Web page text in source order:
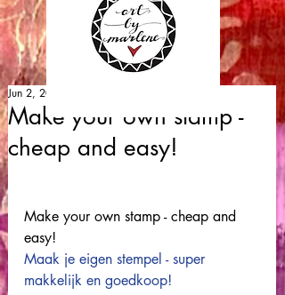
Make your own stamp -
cheap and easy!
Jun 2, 2015
Make your own stamp - cheap and
easy!
Maak je eigen stempel - super
makkelijk en goedkoop!